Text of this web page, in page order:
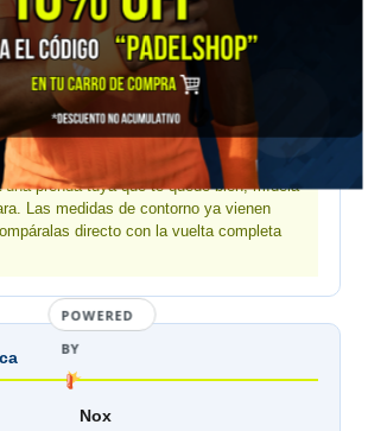
56 56 57,5
70 75
tuya, no tu cuerpo:estas medidas
estirada sobre una mesa, no de tu
una prenda tuya que te quede bien, mídela
Las medidas de contorno ya vienen
directo con la vuelta completa
Nox
POWERED
BY